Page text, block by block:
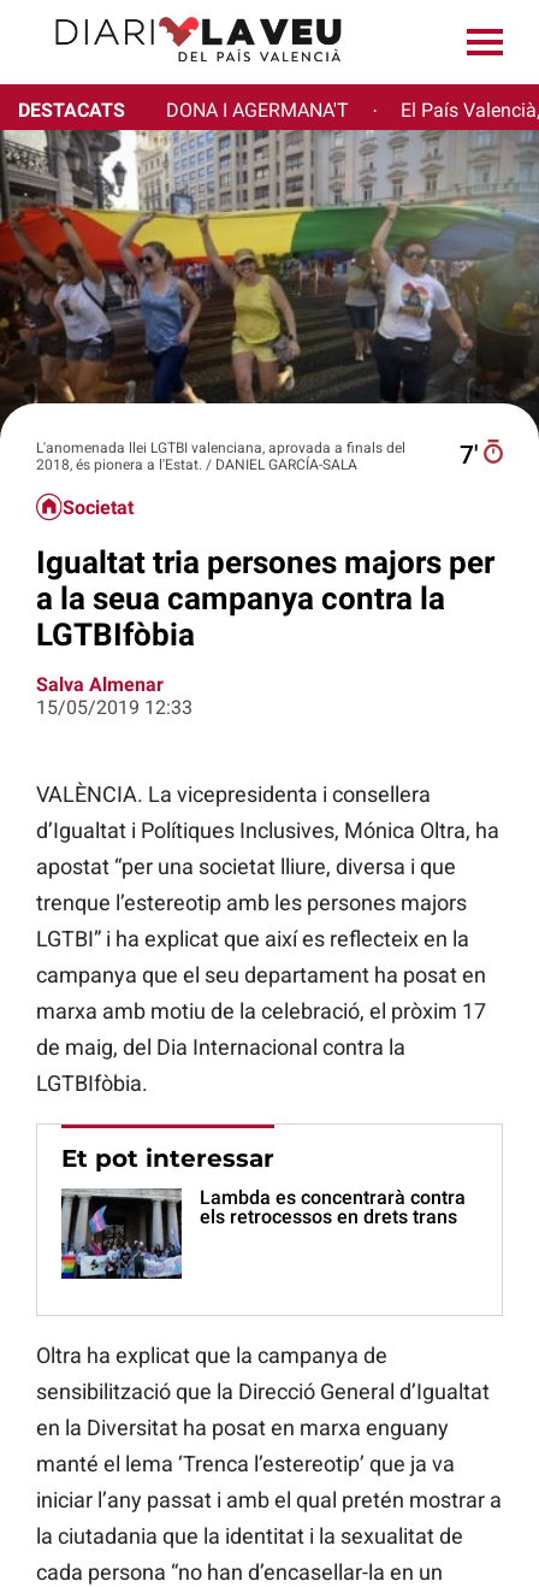
DESTACATS DONA I AGERMANA'T · El País
L'anomenada llei LGTBI valenciana, aprovada a finals del
2018, és pionera a l'Estat. / DANIEL GARCÍA-SALA
7′
Societat
Igualtat tria persones majors per
a la seua campanya contra la
LGTBIfòbia
Salva Almenar
15/05/2019 12:33
VALÈNCIA. La vicepresidenta i consellera
d’Igualtat i Polítiques Inclusives, Mónica Oltra, ha
apostat “per una societat lliure, diversa i que
trenque l’estereotip amb les persones majors
LGTBI” i ha explicat que així es reflecteix en la
campanya que el seu departament ha posat en
marxa amb motiu de la celebració, el pròxim 17
de maig, del Dia Internacional contra la
LGTBIfòbia.
Et pot interessar
Lambda es concentrarà contra
els retrocessos en drets trans
Oltra ha explicat que la campanya de
sensibilització que la Direcció General d’Igualtat
en la Diversitat ha posat en marxa enguany
manté el lema ‘Trenca l’estereotip’ que ja va
iniciar l’any passat i amb el qual pretén mostrar a
la ciutadania que la identitat i la sexualitat de
cada persona “no han d’encasellar-la en un